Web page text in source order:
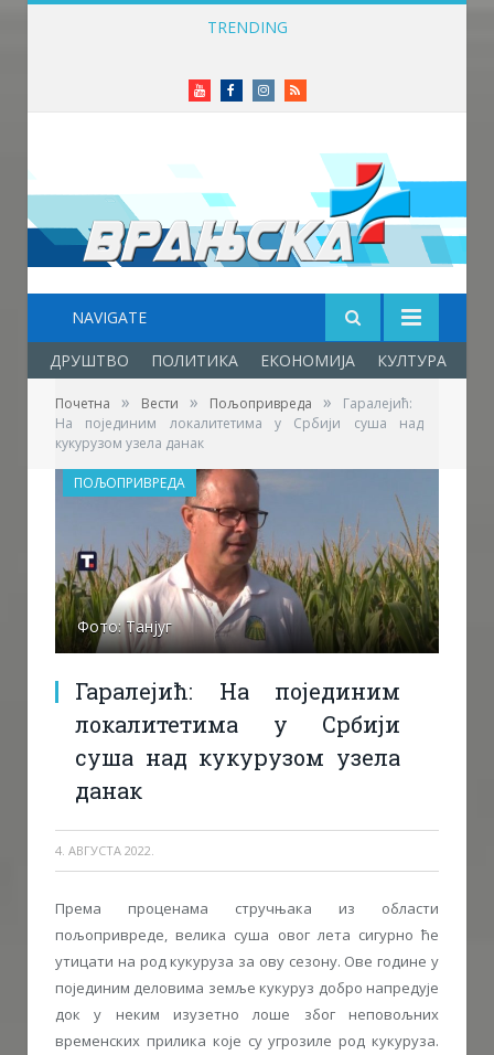
TRENDING
YoutubeFacebookInstagram
RSS
NAVIGATE
ДРУШТВО ПОЛИТИКА ЕКОНОМИЈА КУЛТУРА
Почетна » Вести » Пољопривреда »
Гаралејић:
На појединим локалитетима у Србији суша над
кукурузом узела данак
Фото: Танјуг
Гаралејић: На појединим
локалитетима у Србији
суша над кукурузом узела
данак
4. АВГУСТА 2022.
ПОЉОПРИВРЕДА
Према проценама стручњака из области
пољопривреде, велика суша овог лета сигурно ће
утицати на род кукуруза за ову сезону. Ове године у
појединим деловима земље кукуруз добро напредује
док у неким изузетно лоше због неповољних
временских прилика које су угрозиле род кукуруза.